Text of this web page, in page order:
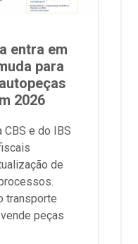
entra em
para
2026
e do IBS
de
transporte
peças